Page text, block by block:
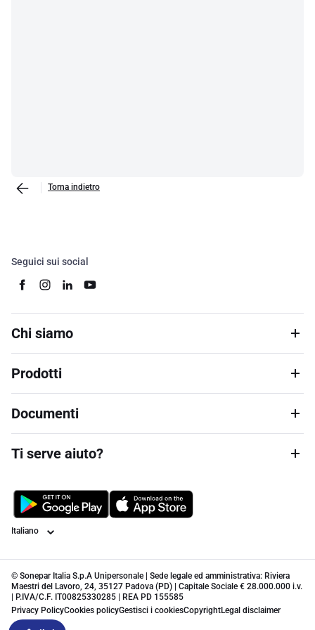
Torna indietro
Seguici sui social
Chi siamo
Prodotti
Documenti
Ti serve aiuto?
Lingua
© Sonepar Italia S.p.A Unipersonale | Sede legale ed amministrativa: Riviera
Maestri del Lavoro, 24, 35127 Padova (PD) | Capitale Sociale € 28.000.000 i.v.
| P.IVA/C.F. IT00825330285 | REA PD 155585
Privacy PolicyCookies policyGestisci i cookiesCopyrightLegal disclaimer